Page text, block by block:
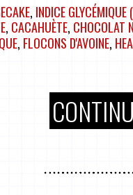
, INDICE
, CACAHUÈTE, CHOCOLAT
, FLOCONS D'AVOINE,